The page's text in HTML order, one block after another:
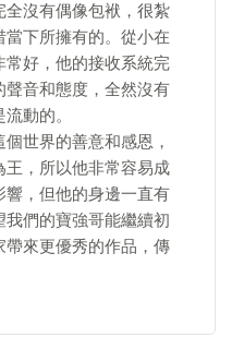
沒有偶像包袱，很紮
下所擁有的。從小在
常好，他的接收系統完
音和態度，全然沒有
動的。
世界的善意和感恩，
王，所以他非常容易成
，但他的身邊一直有
們的寶強哥能繼續初
來更優秀的作品，傳